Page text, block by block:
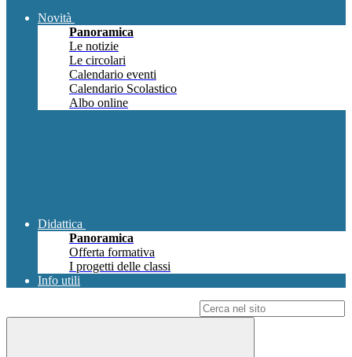
Novità
Panoramica
Le notizie
Le circolari
Calendario eventi
Calendario Scolastico
Albo online
Didattica
Panoramica
Offerta formativa
I progetti delle classi
Info utili